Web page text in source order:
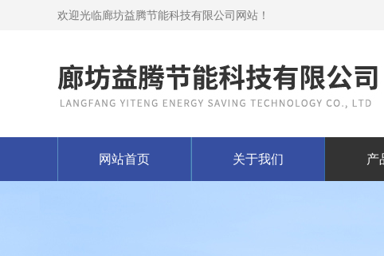
欢迎光临廊坊益腾节能科技有限公司网站！
网站首页 关于我们 产